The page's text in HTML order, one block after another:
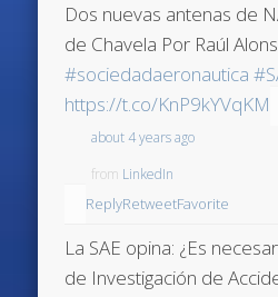
Dos nuevas antenas de
de Chavela Por Raúl
#sociedadaeronautica
https://t.co/KnP9kYVqKM
about 4 years ago
from LinkedIn
ReplyRetweetFavorite
La SAE opina: ¿Es
de Investigación de